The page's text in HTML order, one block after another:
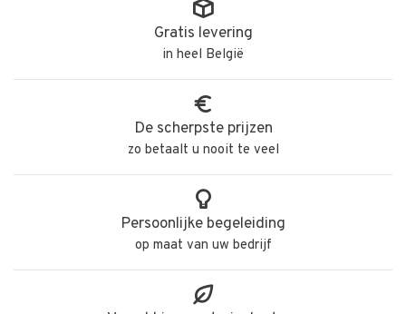
Gratis levering
in heel België
De scherpste prijzen
zo betaalt u nooit te veel
Persoonlijke begeleiding
op maat van uw bedrijf